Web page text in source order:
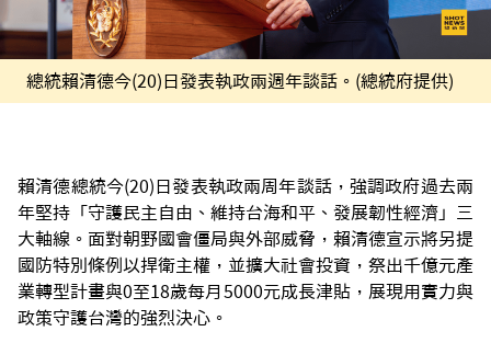
總統賴清德今(20)日發表執政兩週年談話。(總統府提供)
賴清德總統今(20)日發表執政兩周年談話，強調政府過去兩
年堅持「守護民主自由、維持台海和平、發展韌性經濟」三
大軸線。面對朝野國會僵局與外部威脅，賴清德宣示將另提
國防特別條例以捍衛主權，並擴大社會投資，祭出千億元產
業轉型計畫與0至18歲每月5000元成長津貼，展現用實力與
政策守護台灣的強烈決心。